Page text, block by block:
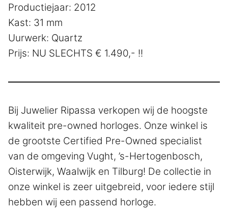
Productiejaar: 2012
Kast: 31 mm
Uurwerk: Quartz
Prijs: NU SLECHTS € 1.490,- !!
Bij Juwelier Ripassa verkopen wij de hoogste
kwaliteit pre-owned horloges. Onze winkel is
de grootste Certified Pre-Owned specialist
van de omgeving Vught, ’s-Hertogenbosch,
Oisterwijk, Waalwijk en Tilburg! De collectie in
onze winkel is zeer uitgebreid, voor iedere stijl
hebben wij een passend horloge.